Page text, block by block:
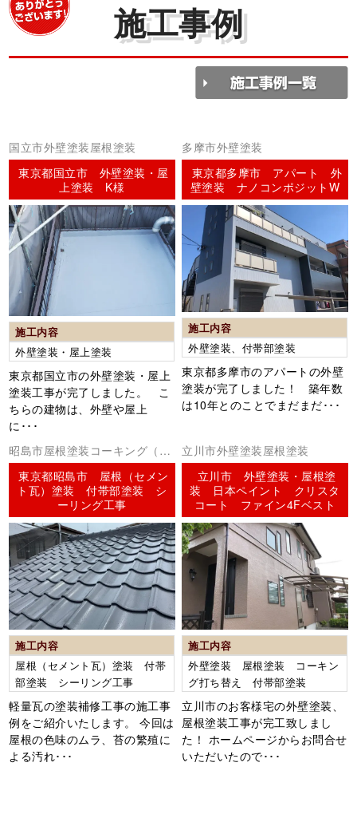
施工事例
国立市外壁塗装屋根塗装
東京都国立市 外壁塗装・屋
上塗装 K様
施工内容
外壁塗装・屋上塗装
東京都国立市の外壁塗装・屋上
塗装工事が完了しました。 こ
ちらの建物は、外壁や屋上
に･･･
多摩市外壁塗装
東京都多摩市 アパート 外
壁塗装 ナノコンポジットW
施工内容
外壁塗装、付帯部塗装
東京都多摩市のアパートの外壁
塗装が完了しました！ 築年数
は10年とのことでまだまだ･･･
昭島市屋根塗装コーキング（シ
ーリング）
東京都昭島市 屋根（セメン
ト瓦）塗装 付帯部塗装 シ
ーリング工事
施工内容
屋根（セメント瓦）塗装 付帯
部塗装 シーリング工事
軽量瓦の塗装補修工事の施工事
例をご紹介いたします。 今回は
屋根の色味のムラ、苔の繁殖に
よる汚れ･･･
立川市外壁塗装屋根塗装
立川市 外壁塗装・屋根塗
装 日本ペイント クリスタ
コート ファイン4Fベスト
施工内容
外壁塗装 屋根塗装 コーキン
グ打ち替え 付帯部塗装
立川市のお客様宅の外壁塗装、
屋根塗装工事が完工致しまし
た！ ホームページからお問合せ
いただいたので･･･